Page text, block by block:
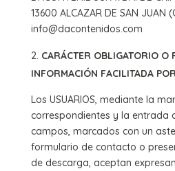
13600 ALCAZAR DE SAN JUAN
info@dacontenidos.com
CARÁCTER OBLIGATORIO O
INFORMACIÓN FACILITADA
Los USUARIOS, mediante la
correspondientes y la entrada
campos, marcados con un
formulario de contacto o
de descarga, aceptan